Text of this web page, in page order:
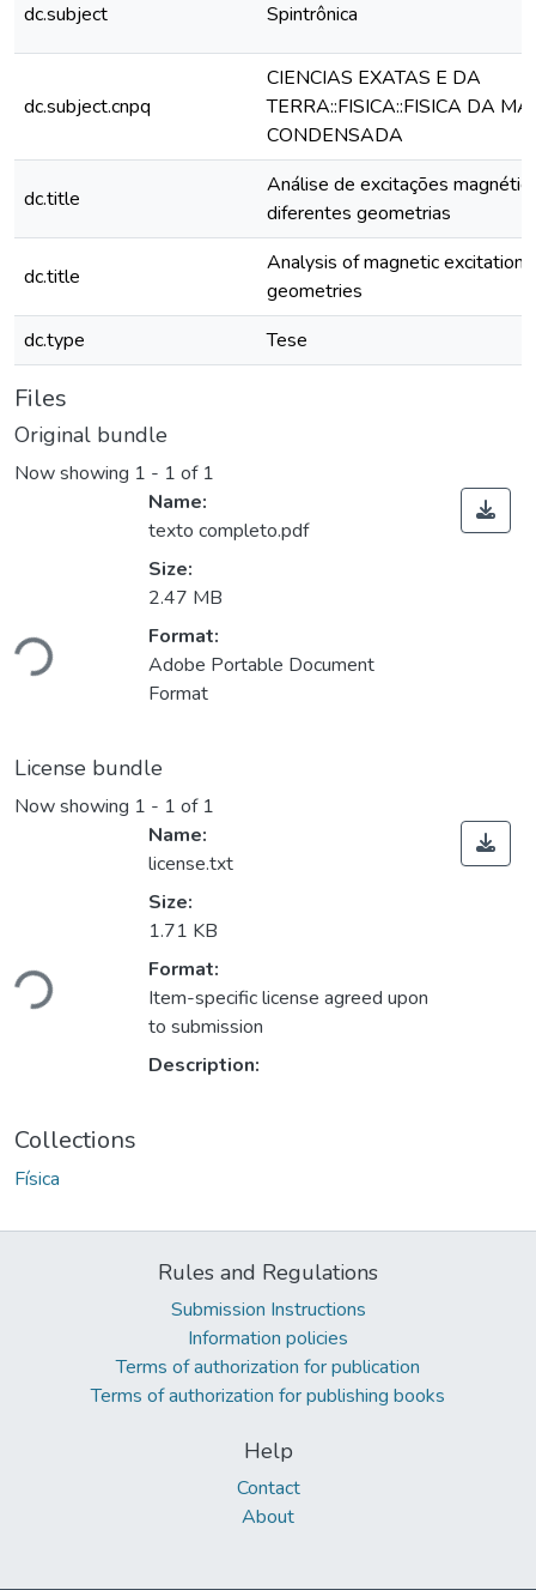
dc.subject Spintrônica
dc.subject.cnpq
CIENCIAS EXATAS E DA
TERRA::FISICA::FISICA DA
CONDENSADA
dc.title
Análise de excitações
diferentes geometrias
dc.title
Analysis of magnetic
geometries
dc.type
Tese
Files
Original bundle
Now showing 1 - 1 of 1
Loading...
Name:
texto completo.pdf
Size:
2.47 MB
Format:
Adobe Portable Document
Format
License bundle
Now showing 1 - 1 of 1
Loading...
Name:
license.txt
Size:
1.71 KB
Format:
Item-specific license agreed upon
to submission
Description:
Collections
Física
Rules and Regulations
Submission Instructions
Information policies
Terms of authorization for publication
Terms of authorization for publishing books
Help
Contact
About